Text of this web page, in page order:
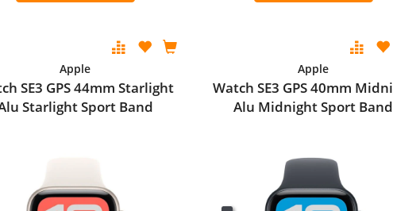
Apple
SE3 GPS 44mm Starlight
Starlight Sport Band
Apple
Watch SE3 GPS 40mm
Alu Midnight Sport Band